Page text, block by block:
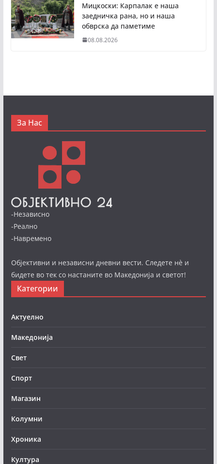
Мицкоски: Карпалак е наша
заедничка рана, но и наша
обврска да паметиме
08.08.2026
За Нас
-Независно
-Реално
-Навремено
Објективни и независни дневни вести. Следете нè и
бидете во тек со настаните во Македонија и светот!
Категории
Актуелно
Македонија
Свет
Спорт
Магазин
Колумни
Хроника
Култура